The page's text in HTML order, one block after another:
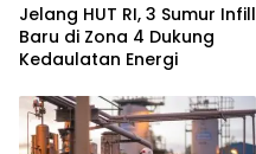
Jelang HUT RI, 3 Sumur Infill
Baru di Zona 4 Dukung
Kedaulatan Energi